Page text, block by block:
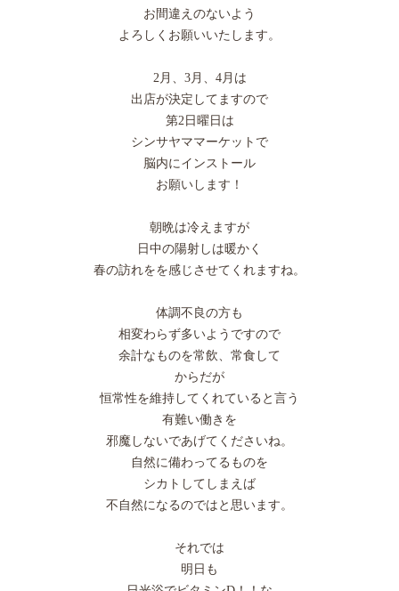
お間違えのないよう
よろしくお願いいたします。
2月、3月、4月は
出店が決定してますので
第2日曜日は
シンサヤママーケットで
脳内にインストール
お願いします！
朝晩は冷えますが
日中の陽射しは暖かく
春の訪れをを感じさせてくれますね。
体調不良の方も
相変わらず多いようですので
余計なものを常飲、常食して
からだが
恒常性を維持してくれていると言う
有難い働きを
邪魔しないであげてくださいね。
自然に備わってるものを
シカトしてしまえば
不自然になるのではと思います。
それでは
明日も